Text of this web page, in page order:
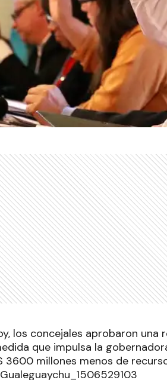
los concejales aprobaron
que impulsa la
millones menos de